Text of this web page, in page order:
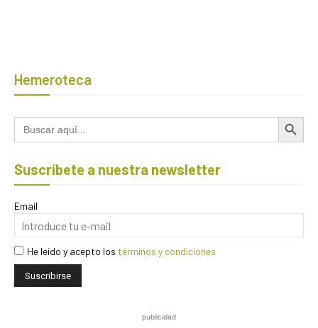
Hemeroteca
Buscar: Botón de
Suscríbete a nuestra newsletter
Email
He leído y acepto los términos y condiciones
publicidad